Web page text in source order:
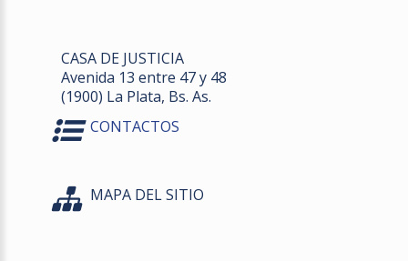
CASA DE JUSTICIA
Avenida 13 entre 47 y 48
(1900) La Plata, Bs. As.
CONTACTOS
MAPA DEL SITIO